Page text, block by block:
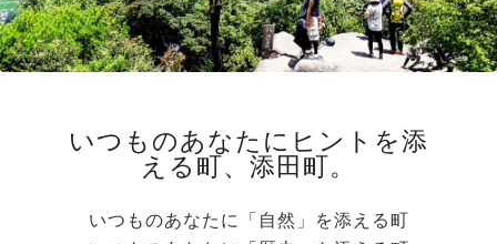
いつものあなたにヒントを添
える町、添田町。
いつものあなたに「自然」を添える町